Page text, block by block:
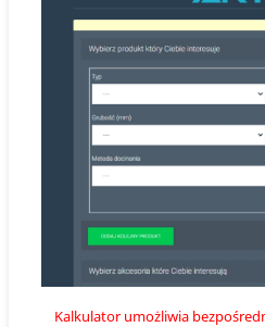
Kalkulator umożliwia